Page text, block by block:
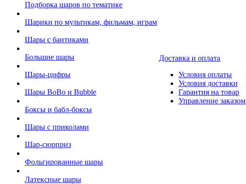
Подборка шаров по тематике
Шарики по мультикам, фильмам, играм
Шары с бантиками
Большие шары
Шары-цифры
Шары BoBo и Bubble
Боксы и бабл-боксы
Шары с приколами
Шар-сюрприз
Фольгированные шары
Латексные шары
Доставка и оплата
Условия оплаты
Условия доставки
Гарантия на товар
Управление заказом